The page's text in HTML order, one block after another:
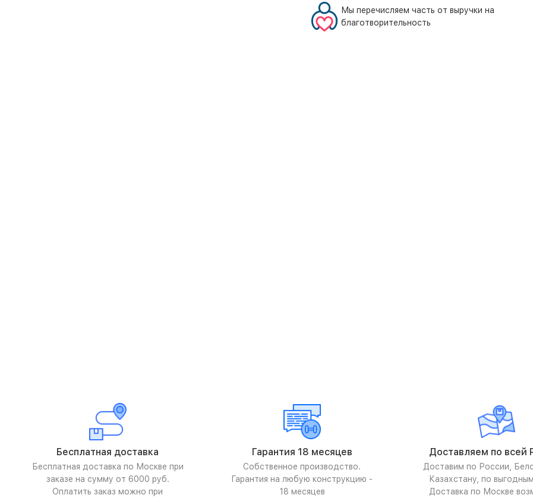
Мы перечисляем часть от выручки на
благотворительность
Бесплатная доставка
Бесплатная доставка по Москве при
заказе на сумму от 6000 руб.
Оплатить заказ можно при
Гарантия 18 месяцев
Собственное производство.
Гарантия на любую конструкцию -
18 месяцев
Доставляем по всей
Доставим по России,
Казахстану, по
Доставка по Москве